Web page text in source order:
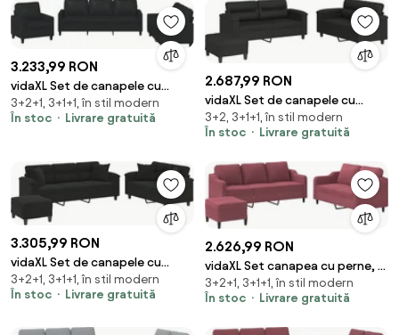
3.233,99 RON
vidaXL Set de canapele cu
perne, 3 piese, negru, piele
ecologică
3+2+1, 3+1+1, în stil modern
În stoc
Livrare gratuită
2.687,99 RON
vidaXL Set de canapele cu
perne, 3 piese, negru, piele
ecologică
3+2, 3+1+1, în stil modern
În stoc
Livrare gratuită
3.305,99 RON
vidaXL Set de canapele cu
perne, 3 piese, negru,
microfibră
3+2+1, 3+1+1, în stil modern
În stoc
Livrare gratuită
2.626,99 RON
vidaXL Set canapea cu perne, 3
piese, roșu vin, material textil
3+2+1, 3+1+1, în stil modern
În stoc
Livrare gratuită